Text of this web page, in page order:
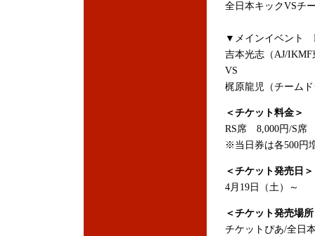
全日本キックVSチ
▼メインイベント
吉本光志（AJ/
VS
梶原龍児（チーム
＜チケット料金＞
RS席 8,000円/S席
※当日券は各500円
＜チケット発売日＞
4月19日（土）～
＜チケット発売場
チケットぴあ/全日